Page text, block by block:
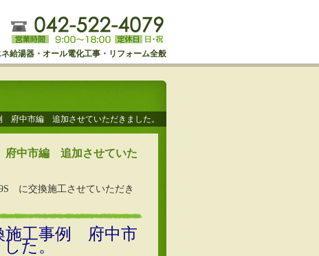
給湯器・オール電化工事・リフォーム全般
府中市編 追加させていただきました。
中市編 追加させていた
に交換施工させていただき
施工事例 府中市
た。